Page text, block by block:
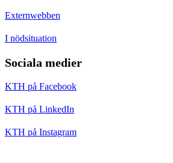
Externwebben
I nödsituation
Sociala medier
KTH på Facebook
KTH på LinkedIn
KTH på Instagram